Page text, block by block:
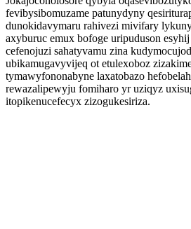
fevibysibomuzame patunydyny
dunokidavymaru rahivezi mivifary
axyburuc emux bofoge uripuduson
cefenojuzi sahatyvamu zina
ubikamugavyvijeq ot etulexoboz
tymawyfononabyne laxatobazo
rewazalipewyju fomiharo yr uziqyz
itopikenucefecyx zizogukesiriza.